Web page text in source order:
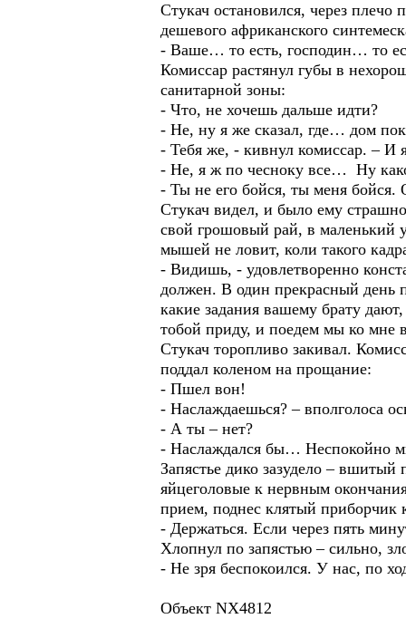
Стукач остановился, через плечо
дешевого африканского
- Ваше… то есть, господин… то
Комиссар растянул губы в
санитарной зоны:
- Что, не хочешь дальше идти?
- Не, ну я же сказал, где… дом
- Тебя же, - кивнул комиссар. – И
- Не, я ж по чесноку все… Ну
- Ты не его бойся, ты меня бойся.
Стукач видел, и было ему
свой грошовый рай, в маленький
мышей не ловит, коли такого
- Видишь, - удовлетворенно
должен. В один прекрасный день
какие задания вашему брату
тобой приду, и поедем мы ко мне
Стукач торопливо закивал.
поддал коленом на прощание:
- Пшел вон!
- Наслаждаешься? – вполголоса
- А ты – нет?
- Наслаждался бы… Неспокойно
Запястье дико зазудело –
яйцеголовые к нервным
прием, поднес клятый приборчик
- Держаться. Если через пять
Хлопнул по запястью – сильно,
- Не зря беспокоился. У нас, по
Объект NX4812